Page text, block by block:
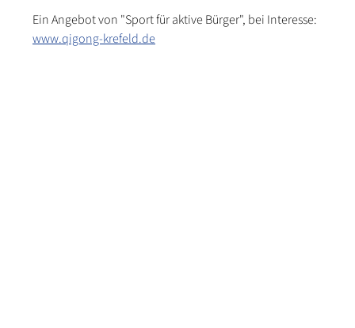
Ein Angebot von "Sport für aktive Bürger", bei Interesse:
www.qigong-krefeld.de